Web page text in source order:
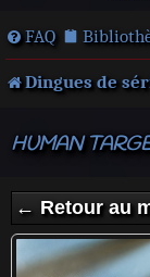
FAQ
Dingues de
HUMAN
← Retour au